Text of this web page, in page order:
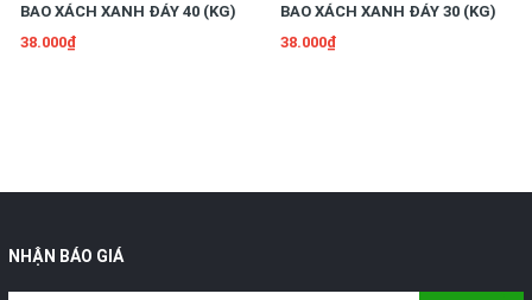
BAO XÁCH XANH ĐÁY 40 (KG)
38.000₫
BAO XÁCH XANH ĐÁY 30 (KG)
38.000₫
NHẬN BÁO GIÁ